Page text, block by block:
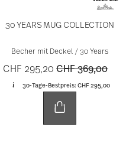
30 YEARS MUG COLLECTION
Becher mit Deckel / 30 Years
CHF 295,20Price reduced
CHF 369,00to
30-Tage-Bestpreis:CHF 295,00